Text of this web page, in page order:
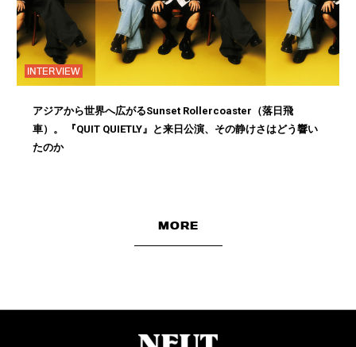
INTERVIEW
アジアから世界へ広がるSunset Rollercoaster（落日飛
車）。 『QUIT QUIETLY』と来日公演、その静けさはどう響い
たのか
MORE